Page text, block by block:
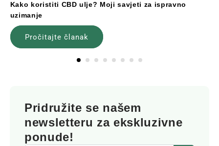
Kako koristiti CBD ulje? Moji savjeti za ispravno
uzimanje
Pročitajte članak
Pridružite se našem
newsletteru za ekskluzivne
ponude!